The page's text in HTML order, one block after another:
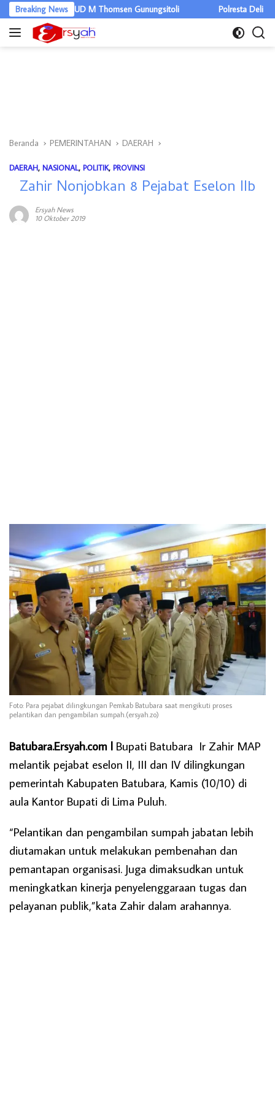
Langsung
ke
Breaking News
RSUD M Thomsen Gunungsitoli Polresta Deli Serdang
Beranda PEMERINTAHAN DAERAH
DAERAH, NASIONAL, POLITIK, PROVINSI
Zahir Nonjobkan 8 Pejabat Eselon IIb
Ersyah News
10 Oktober 2019
Foto: Para pejabat dilingkungan Pemkab Batubara saat mengikuti proses
pelantikan dan pengambilan sumpah.(ersyah.zo)
Batubara.Ersyah.com l Bupati Batubara Ir Zahir MAP
melantik pejabat eselon II, III dan IV dilingkungan
pemerintah Kabupaten Batubara, Kamis (10/10) di
aula Kantor Bupati di Lima Puluh.
“Pelantikan dan pengambilan sumpah jabatan lebih
diutamakan untuk melakukan pembenahan dan
pemantapan organisasi. Juga dimaksudkan untuk
meningkatkan kinerja penyelenggaraan tugas dan
pelayanan publik,”kata Zahir dalam arahannya.